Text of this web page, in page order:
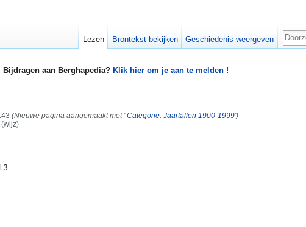
Bijdragen aan Berghapedia? Klik hier om je aan te melden !
(Nieuwe pagina aangemaakt met 'Categorie: Jaartallen 1900-1999')
Lezen Brontekst bekijken Geschiedenis weergeven